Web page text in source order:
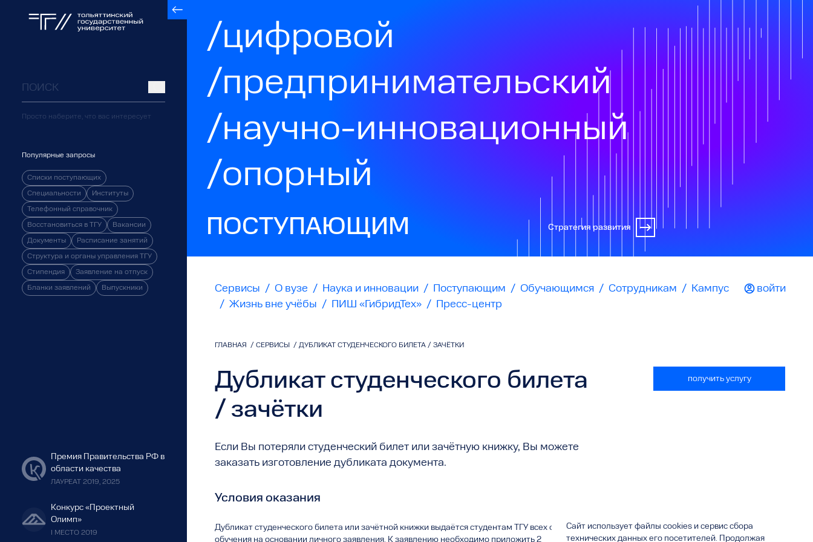
Просто наберите, что вас интересует
Популярные запросы
Списки поступающих
Специальности Институты
Телефонный справочник
Восстановиться в ТГУ Вакансии
Документы Расписание занятий
Структура и органы управления ТГУ
Стипендия Заявление на отпуск
Бланки заявлений Выпускники
Премия Правительства РФ в
области качества
ЛАУРЕАТ 2019, 2025
Конкурс «Проектный
Олимп»
I МЕСТО 2019
/цифровой
/предпринимательский
/научно-инновационный
/опорный
ПОСТУПАЮЩИМ Стратегия развития
Сервисы / О вузе / Наука и инновации / Поступающим / Обучающимся / Сотрудникам /
Кампус
/ Жизнь вне учёбы / ПИШ «ГибридТех» / Пресс-центр
войти
ГЛАВНАЯ / СЕРВИСЫ / ДУБЛИКАТ СТУДЕНЧЕСКОГО БИЛЕТА / ЗАЧЁТКИ
Дубликат студенческого билета
/ зачётки
Если Вы потеряли студенческий билет или зачётную книжку, Вы можете
заказать изготовление дубликата документа.
Условия оказания
Дубликат студенческого билета или зачётной книжки выдаётся студентам ТГУ всех форм
обучения на основании личного заявления. К заявлению необходимо приложить 2
получить услугу
Сайт использует файлы cookies и сервис сбора
технических данных его посетителей. Продолжая